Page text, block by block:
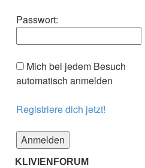
Passwort:
Mich bei jedem Besuch
automatisch anmelden
Registriere dich jetzt!
KLIVIENFORUM